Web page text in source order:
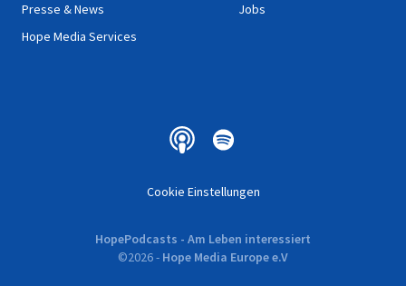
Presse & News
Hope Media Services
Jobs
Cookie Einstellungen
HopePodcasts - Am Leben interessiert
©2026- Hope Media Europe e.V